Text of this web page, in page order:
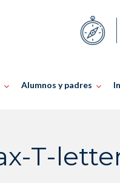
Alumnos y padres
T-